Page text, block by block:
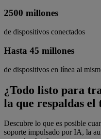
2500 millones
de dispositivos conectados
Hasta 45 millones
de dispositivos en línea al
¿Todo listo para
la que respaldas
Descubre lo que es posible
soporte impulsado por IA, la